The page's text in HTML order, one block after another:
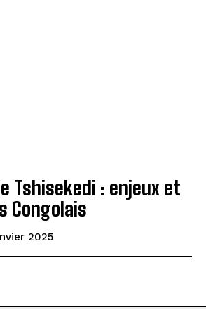
Tshisekedi : enjeux et
Congolais
2025